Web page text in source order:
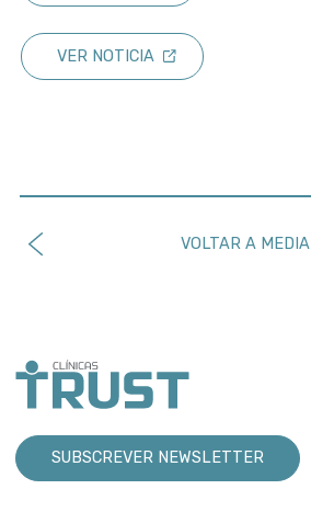
VER NOTICIA
VOLTAR A MEDIA
SUBSCREVER NEWSLETTER